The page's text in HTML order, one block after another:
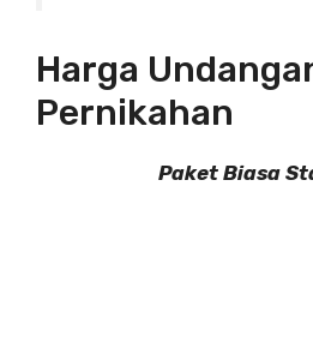
Harga
Pernikahan
Paket Biasa